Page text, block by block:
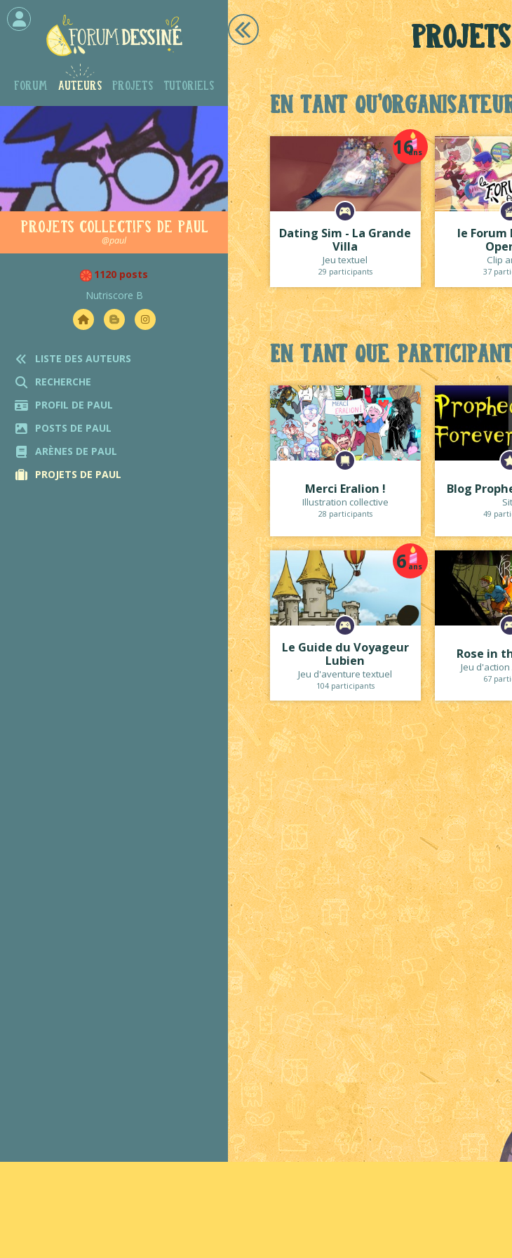
Forum Auteurs Projets Tutoriels
Projets collectifs de Paul
@paul
1120 posts
Nutriscore B
LISTE DES AUTEURS
RECHERCHE
PROFIL DE PAUL
POSTS DE PAUL
ARÈNES DE PAUL
PROJETS DE PAUL
En tant
16ans
Dating Sim - La Grande
Villa
Jeu textuel
29 participants
le Forum
Clip
37
En tant que participant
Merci Eralion !
Illustration collective
28 participants
Blog
49
6 ans
Le Guide du Voyageur
Lubien
Jeu d'aventure textuel
104 participants
Rose in
Jeu
67